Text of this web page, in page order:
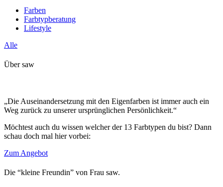
Farben
Farbtypberatung
Lifestyle
Alle
Über saw
„Die Auseinandersetzung mit den Eigenfarben ist immer auch ein
Weg zurück zu unserer ursprünglichen Persönlichkeit.“
Möchtest auch du wissen welcher der 13 Farbtypen du bist? Dann
schau doch mal hier vorbei:
Zum Angebot
Die “kleine Freundin” von Frau saw.